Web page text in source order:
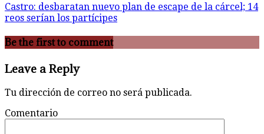
Castro: desbaratan nuevo plan de escape de la cárcel; 14
reos serían los partícipes
Be the first to comment
Leave a Reply
Tu dirección de correo no será publicada.
Comentario